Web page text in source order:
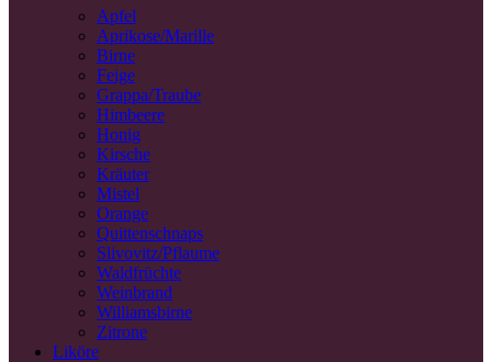
Apfel
Aprikose/Marille
Birne
Feige
Grappa/Traube
Himbeere
Honig
Kirsche
Kräuter
Mistel
Orange
Quittenschnaps
Slivovitz/Pflaume
Waldfrüchte
Weinbrand
Williamsbirne
Zitrone
Liköre